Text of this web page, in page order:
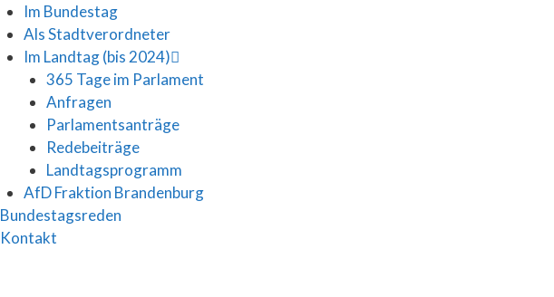
Im Bundestag
Als Stadtverordneter
Im Landtag (bis 2024)
365 Tage im Parlament
Anfragen
Parlamentsanträge
Redebeiträge
Landtagsprogramm
AfD Fraktion Brandenburg
Bundestagsreden
Kontakt